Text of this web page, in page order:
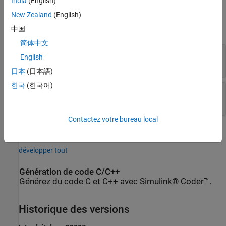
Conservatif
développer tout
+
électrique
—Borne négative
développer tout
Génération de code C/C++
Générez du code C et C++ avec Simulink® Coder™.
Historique des versions
New Zealand (English)
中国
简体中文
English
日本 (日本語)
한국 (한국어)
Contactez votre bureau local